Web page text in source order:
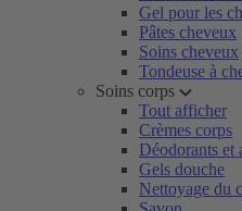
Gel pour les
Pâtes cheveux
Soins cheveux
Tondeuse à
Soins corps
Tout afficher
Crèmes corps
Déodorants et
Gels douche
Nettoyage du